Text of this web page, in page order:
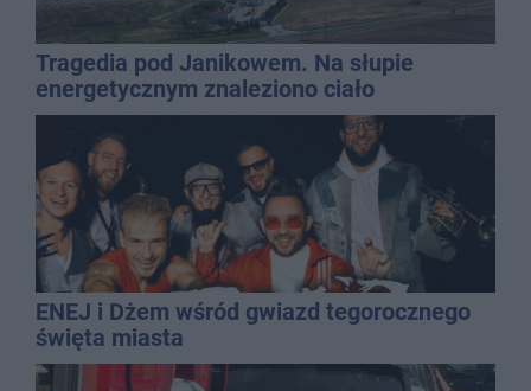
Tragedia pod Janikowem. Na słupie
energetycznym znaleziono ciało
mężczyzny
ENEJ i Dżem wśród gwiazd tegorocznego
święta miasta